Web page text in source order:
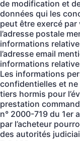
de modification et
données qui les
peut être exercé par
l’adresse postale
informations
l’adresse email
informations
Les informations
confidentielles et
tiers hormis pour
prestation
n° 2000-719 du 1er
par l’acheteur
des autorités